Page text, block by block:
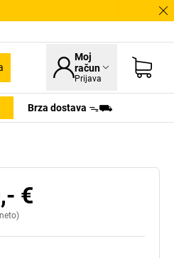
Moj
račun
Prijava
Brza dostava ᯓ⛟
€